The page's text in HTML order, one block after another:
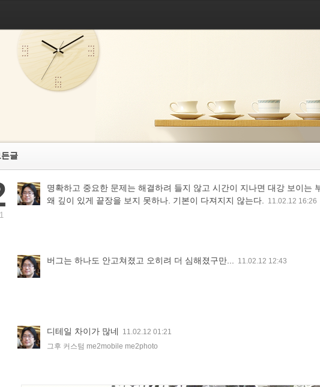
든글
명확하고 중요한 문제는 해결하려 들지 않고 시간이 지나면 대강 보이는
왜 깊이 있게 끝장을 보지 못하나. 기본이 다져지지 않는다.
11.02.12 16:26
버그는 하나도 안고쳐졌고 오히려 더 심해졌구만... 11.02.12 12:43
디테일 차이가 많네
11.02.12 01:21
그후 커스텀 me2mobile me2photo